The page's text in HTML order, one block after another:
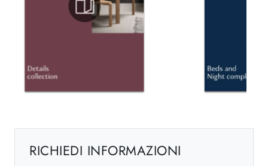
RICHIEDI INFORMAZIONI